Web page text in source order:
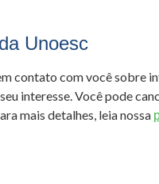
Unoesc
contato com você sobre
interesse. Você pode
mais detalhes, leia nossa